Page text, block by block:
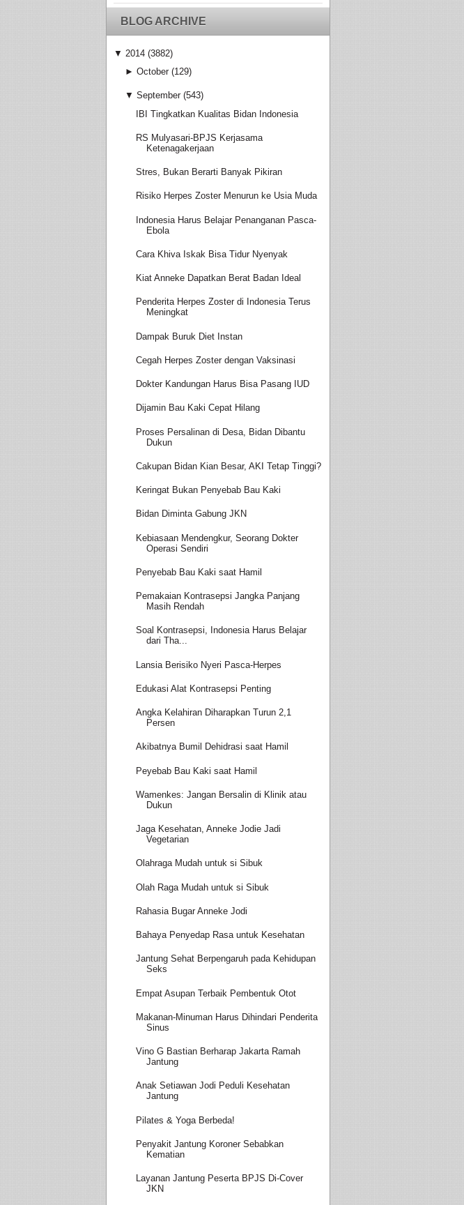
BLOG ARCHIVE
▼ 2014 (3882)
► October (129)
▼ September (543)
IBI Tingkatkan Kualitas Bidan Indonesia
RS Mulyasari-BPJS Kerjasama
Ketenagakerjaan
Stres, Bukan Berarti Banyak Pikiran
Risiko Herpes Zoster Menurun ke Usia Muda
Indonesia Harus Belajar Penanganan Pasca-
Ebola
Cara Khiva Iskak Bisa Tidur Nyenyak
Kiat Anneke Dapatkan Berat Badan Ideal
Penderita Herpes Zoster di Indonesia Terus
Meningkat
Dampak Buruk Diet Instan
Cegah Herpes Zoster dengan Vaksinasi
Dokter Kandungan Harus Bisa Pasang IUD
Dijamin Bau Kaki Cepat Hilang
Proses Persalinan di Desa, Bidan Dibantu
Dukun
Cakupan Bidan Kian Besar, AKI Tetap Tinggi?
Keringat Bukan Penyebab Bau Kaki
Bidan Diminta Gabung JKN
Kebiasaan Mendengkur, Seorang Dokter
Operasi Sendiri
Penyebab Bau Kaki saat Hamil
Pemakaian Kontrasepsi Jangka Panjang
Masih Rendah
Soal Kontrasepsi, Indonesia Harus Belajar
dari Tha...
Lansia Berisiko Nyeri Pasca-Herpes
Edukasi Alat Kontrasepsi Penting
Angka Kelahiran Diharapkan Turun 2,1
Persen
Akibatnya Bumil Dehidrasi saat Hamil
Peyebab Bau Kaki saat Hamil
Wamenkes: Jangan Bersalin di Klinik atau
Dukun
Jaga Kesehatan, Anneke Jodie Jadi
Vegetarian
Olahraga Mudah untuk si Sibuk
Olah Raga Mudah untuk si Sibuk
Rahasia Bugar Anneke Jodi
Bahaya Penyedap Rasa untuk Kesehatan
Jantung Sehat Berpengaruh pada Kehidupan
Seks
Empat Asupan Terbaik Pembentuk Otot
Makanan-Minuman Harus Dihindari Penderita
Sinus
Vino G Bastian Berharap Jakarta Ramah
Jantung
Anak Setiawan Jodi Peduli Kesehatan
Jantung
Pilates & Yoga Berbeda!
Penyakit Jantung Koroner Sebabkan
Kematian
Layanan Jantung Peserta BPJS Di-Cover
JKN